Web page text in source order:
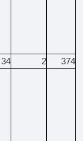
374
2
34